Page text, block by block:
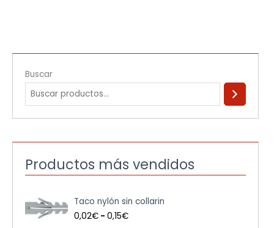
Buscar
Productos más vendidos
Taco nylón sin collarin
0,02€ - 0,15€
a
n